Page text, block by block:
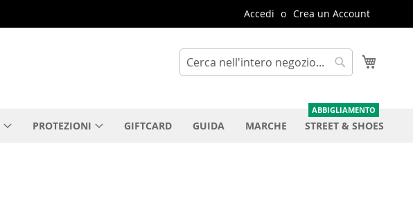
Accedi Crea un Account
Cerca
PROTEZIONI GIFTCARD GUIDA MARCHE STREET & SHOES